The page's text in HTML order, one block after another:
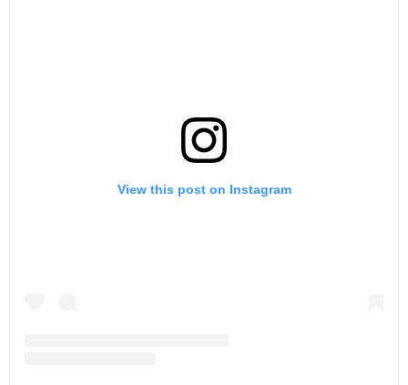
View this post on Instagram